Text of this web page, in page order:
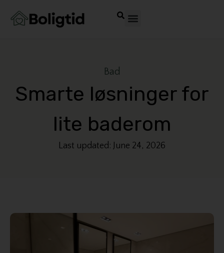
Bad
Smarte løsninger for
lite baderom
Last updated: June 24, 2026